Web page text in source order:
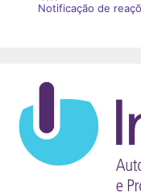
Notificação de